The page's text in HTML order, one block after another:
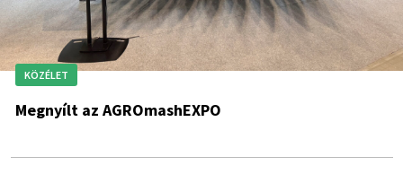
KÖZÉLET
Megnyílt az AGROmashEXPO